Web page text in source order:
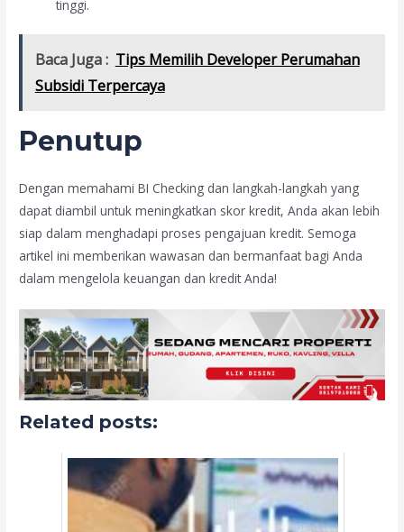
tinggi.
Baca Juga : Tips Memilih Developer Perumahan
Subsidi Terpercaya
Penutup
Dengan memahami BI Checking dan langkah-langkah yang
dapat diambil untuk meningkatkan skor kredit, Anda akan lebih
siap dalam menghadapi proses pengajuan kredit. Semoga
artikel ini memberikan wawasan dan bermanfaat bagi Anda
dalam mengelola keuangan dan kredit Anda!
Related posts: